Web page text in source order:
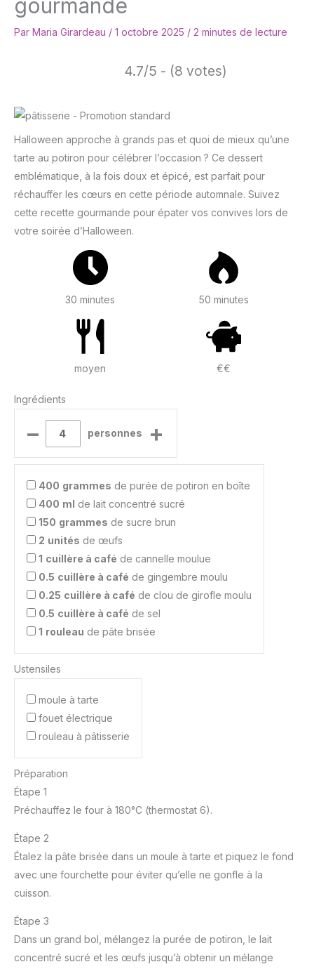
gourmande
Par Maria Girardeau / 1 octobre 2025 / 2 minutes de lecture
4.7/5 - (8 votes)
Halloween approche à grands pas et quoi de mieux qu’une
tarte au potiron pour célébrer l’occasion ? Ce dessert
emblématique, à la fois doux et épicé, est parfait pour
réchauffer les cœurs en cette période automnale. Suivez
cette recette gourmande pour épater vos convives lors de
votre soirée d’Halloween.
30 minutes 50 minutes
moyen €€
Ingrédients
– personnes +
400 grammes de purée de potiron en boîte
400 ml de lait concentré sucré
150 grammes de sucre brun
2 unités de œufs
1 cuillère à café de cannelle moulue
0.5 cuillère à café de gingembre moulu
0.25 cuillère à café de clou de girofle moulu
0.5 cuillère à café de sel
1 rouleau de pâte brisée
Ustensiles
moule à tarte
fouet électrique
rouleau à pâtisserie
Préparation
Étape 1
Préchauffez le four à 180°C (thermostat 6).
Étape 2
Étalez la pâte brisée dans un moule à tarte et piquez le fond
avec une fourchette pour éviter qu’elle ne gonfle à la
cuisson.
Étape 3
Dans un grand bol, mélangez la purée de potiron, le lait
concentré sucré et les œufs jusqu’à obtenir un mélange